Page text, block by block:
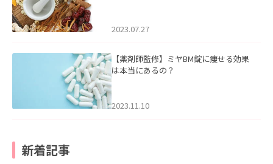
2023.07.27
【薬剤師監修】ミヤBM錠に痩せる効果
は本当にあるの？
2023.11.10
新着記事